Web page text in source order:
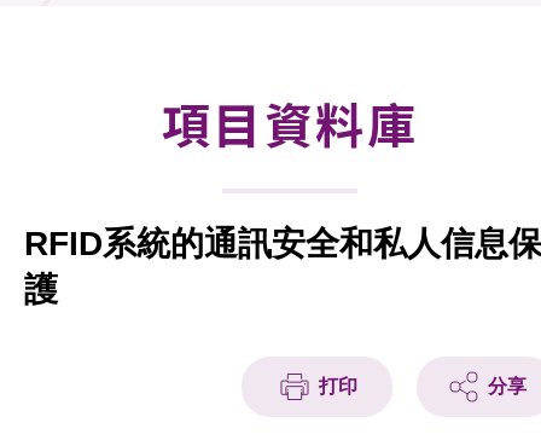
資助計劃項目資料庫
RFID系統的通訊安全和私人信息保
護
打印 分享